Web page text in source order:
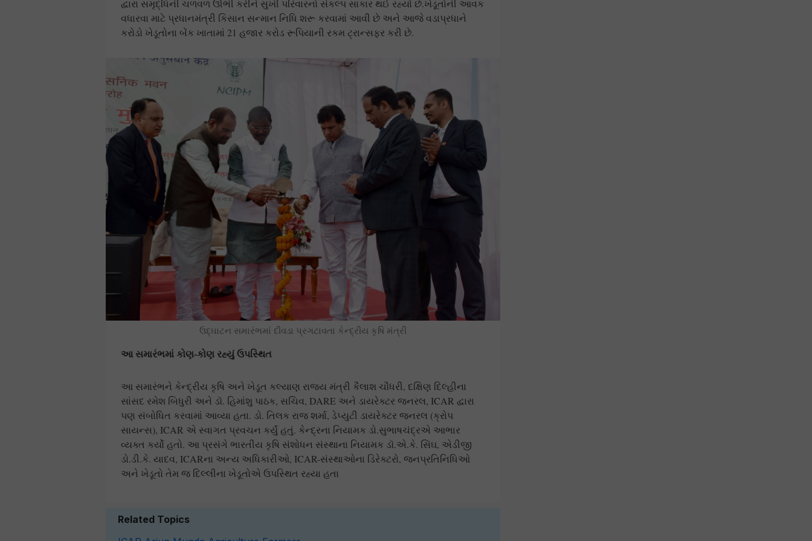
દ્વારા સમૃદ્ધિની ચળવળ ઊભી કરીને સુખી પરિવારનો સંકલ્પ સાકાર થઈ રહ્યો છે.ખેડૂતોની આવક
વધારવા માટે પ્રધાનમંત્રી કિસાન સન્માન નિધિ શરૂ કરવામાં આવી છે અને આજે વડાપ્રધાને
કરોડો ખેડૂતોના બેંક ખાતામાં 21 હજાર કરોડ રૂપિયાની રકમ ટ્રાન્સફર કરી છે.
ઉદ્ઘાટન સમારંભમાં દીવડા પ્રગટાવતા કેન્દ્રીય કૃષિ મંત્રી
આ સમારંભમાં કોણ-કોણ રહ્યું ઉપસ્થિત
આ સમારંભને કેન્દ્રીય કૃષિ અને ખેડૂત કલ્યાણ રાજ્ય મંત્રી કૈલાશ ચૌધરી, દક્ષિણ દિલ્હીના
સાંસદ રમેશ બિધુરી અને ડૉ. હિમાંશુ પાઠક, સચિવ, DARE અને ડાયરેક્ટર જનરલ, ICAR દ્વારા
પણ સંબોધિત કરવામાં આવ્યા હતા. ડો. તિલક રાજ શર્મા, ડેપ્યુટી ડાયરેક્ટર જનરલ (ક્રોપ
સાયન્સ), ICAR એ સ્વાગત પ્રવચન કર્યું હતું. કેન્દ્રના નિયામક ડો.સુભાષચંદ્રએ આભાર
વ્યક્ત કર્યો હતો. આ પ્રસંગે ભારતીય કૃષિ સંશોધન સંસ્થાના નિયામક ડૉ.એ.કે. સિંઘ, એડીજી
ડો.ડી.કે. યાદવ, ICARના અન્ય અધિકારીઓ, ICAR-સંસ્થાઓના ડિરેક્ટરો, જનપ્રતિનિધિઓ
અને ખેડૂતો તેમ જ દિલ્લીના ખેડૂતોએ ઉપસ્થિત રહ્યા હતા
Related Topics